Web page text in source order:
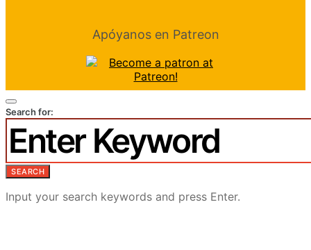
Apóyanos en Patreon
Search for:
SEARCH
Input your search keywords and press Enter.